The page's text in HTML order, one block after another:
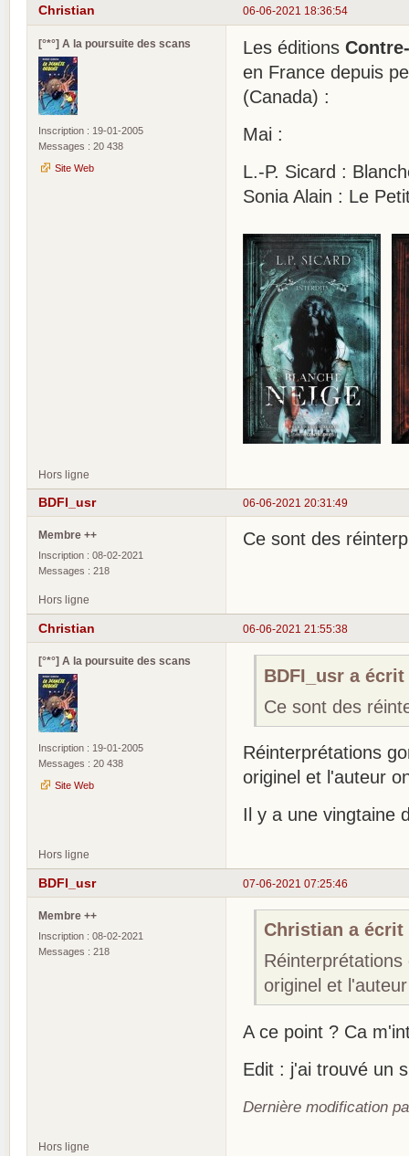
06-06-2021 18:36:54
Christian
[°*°] A la poursuite des scans
Inscription : 19-01-2005
Messages : 20 438
Site Web
Les éditions
en France depuis
(Canada) :
Mai :
L.-P. Sicard :
Sonia Alain : Le
Hors ligne
06-06-2021 20:31:49
BDFI_usr
Membre ++
Inscription : 08-02-2021
Messages : 218
Ce sont des
Hors ligne
06-06-2021 21:55:38
Christian
[°*°] A la poursuite des scans
Inscription : 19-01-2005
Messages : 20 438
Site Web
BDFI_usr a
Ce sont des
Réinterprétations
originel et l'auteur
Il y a une vingtaine
Hors ligne
07-06-2021 07:25:46
BDFI_usr
Membre ++
Inscription : 08-02-2021
Messages : 218
Christian a écrit
originel et
A ce point ? Ca
Edit : j'ai trouvé un
Dernière modification
Hors ligne